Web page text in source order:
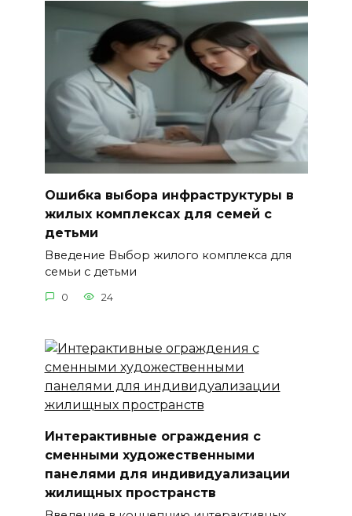
Ошибка выбора инфраструктуры в
жилых комплексах для семей с
детьми
Введение Выбор жилого комплекса для
семьи с детьми
0 24
Интерактивные ограждения с
сменными художественными
панелями для индивидуализации
жилищных пространств